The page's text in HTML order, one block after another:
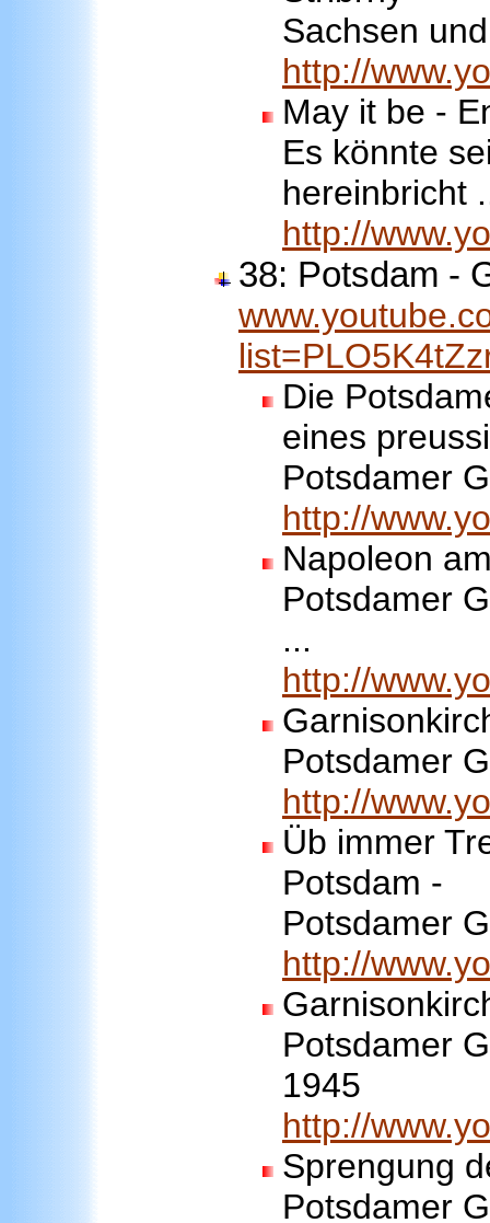
Sachsen
http://
May it be -
Es könnte
hereinbricht
http://
38: Potsdam -
Die
eines
Potsdamer
http://
Napoleon
Potsdamer
...
http://
Potsdamer
http://
Üb immer
Potsdam -
Potsdamer
http://
Potsdamer
1945
http://
Sprengung
Potsdamer